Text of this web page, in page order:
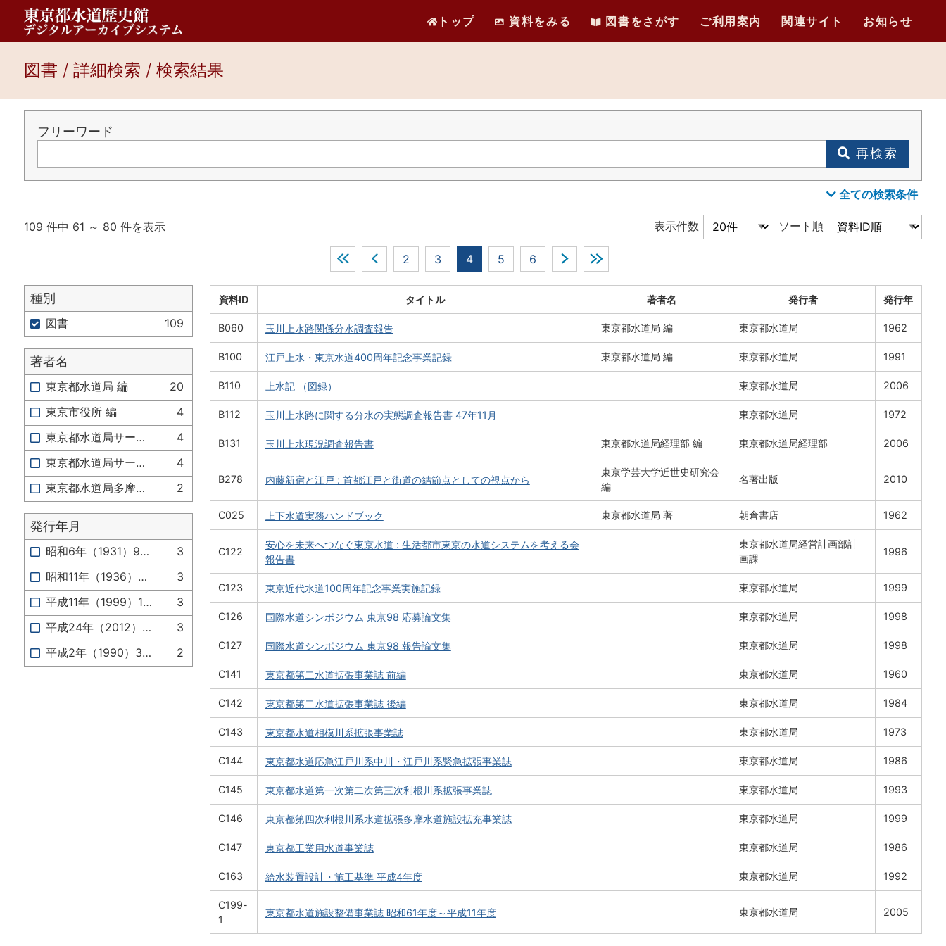
トップ 資料をみる 図書をさがす ご利用案内 関連サイト お知らせ
図書 / 詳細検索 / 検索結果
フリーワード
再検索
全ての検索条件
109 件中 61 ～ 80 件を表示 表示件数 ソート順
2 3 4 5 6
種別
図書 109
著者名
東京都水道局 編
20
東京市役所 編
4
東京都水道局サービス推進部広報サービス課 編
4
東京都水道局サービス推進部サービス推進課 編
4
東京都水道局多摩水道改革推進本部 編
2
発行年月
昭和6年（1931）9月か
3
昭和11年（1936）4月
3
平成11年（1999）11月
3
平成24年（2012）12月
3
平成2年（1990）3月
2
資料ID タイトル 著者名 発行者 発行年
B060 玉川上水路関係分水調査報告 東京都水道局 編 東京都水道局 1962
B100 江戸上水・東京水道400周年記念事業記録 東京都水道局 編 東京都水道局 1991
B110 上水記 （図録） 東京都水道局 2006
B112 玉川上水路に関する分水の実態調査報告書 47年11月 東京都水道局 1972
B131 玉川上水現況調査報告書 東京都水道局経理部 編 東京都水道局経理部 2006
B278 内藤新宿と江戸 : 首都江戸と街道の結節点としての視点から
東京学芸大学近世史研究会
編
名著出版 2010
C025 上下水道実務ハンドブック 東京都水道局 著 朝倉書店 1962
C122
安心を未来へつなぐ東京水道 : 生活都市東京の水道システムを考える会
報告書
東京都水道局経営計画部計
画課
1996
C123 東京近代水道100周年記念事業実施記録 東京都水道局 1999
C126 国際水道シンポジウム 東京98 応募論文集 東京都水道局 1998
C127 国際水道シンポジウム 東京98 報告論文集 東京都水道局 1998
C141 東京都第二水道拡張事業誌 前編 東京都水道局 1960
C142 東京都第二水道拡張事業誌 後編 東京都水道局 1984
C143 東京都水道相模川系拡張事業誌 東京都水道局 1973
C144 東京都水道応急江戸川系中川・江戸川系緊急拡張事業誌 東京都水道局 1986
C145 東京都水道第一次第二次第三次利根川系拡張事業誌 東京都水道局 1993
C146 東京都第四次利根川系水道拡張多摩水道施設拡充事業誌 東京都水道局 1999
C147 東京都工業用水道事業誌 東京都水道局 1986
C163 給水装置設計・施工基準 平成4年度 東京都水道局 1992
C199-
1
東京都水道施設整備事業誌 昭和61年度～平成11年度 東京都水道局 2005